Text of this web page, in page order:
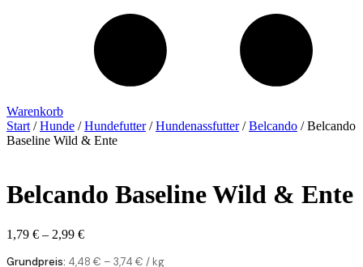
Warenkorb
Start /Hunde /Hundefutter/Hundenassfutter/Belcando / Belcando
Baseline Wild & Ente
Belcando Baseline Wild & Ente
1,79 € – 2,99 €
Grundpreis: 4,48€ – 3,74€ / kg